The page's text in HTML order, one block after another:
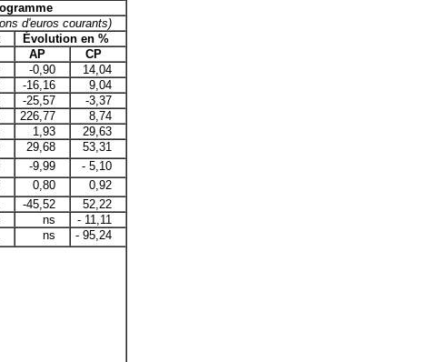
d'euros courants)
Évolution en %
AP
CP
-0,90
14,04
-16,16
9,04
-25,57
-3,37
226,77
8,74
1,93
29,63
29,68
53,31
-9,99
- 5,10
0,80
0,92
-45,52
52,22
ns
- 11,11
ns - 95,24